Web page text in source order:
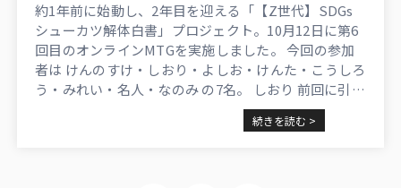
約1年前に始動し、2年目を迎える「【Z世代】SDGs
シューカツ解体白書」プロジェクト。10月12日に第6
回目のオンラインMTGを実施しました。 今回の参加
者は けんのすけ・しおり・よしお・けんた・こうしろ
う・みれい・名人・なのみ の7名。 しおり 前回に引き
続き、今回の記事も2年のしおり（山本汐莉）が担当
続きを読む >